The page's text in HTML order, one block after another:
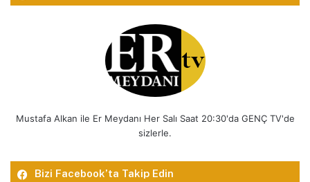
Mustafa Alkan ile Er Meydanı Her Salı Saat 20:30'da GENÇ TV'de
sizlerle.
Bizi Facebook’ta Takip Edin